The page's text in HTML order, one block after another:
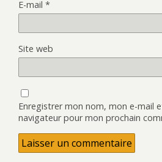
E-mail *
Site web
Enregistrer mon nom, mon e-mail
navigateur pour mon prochain